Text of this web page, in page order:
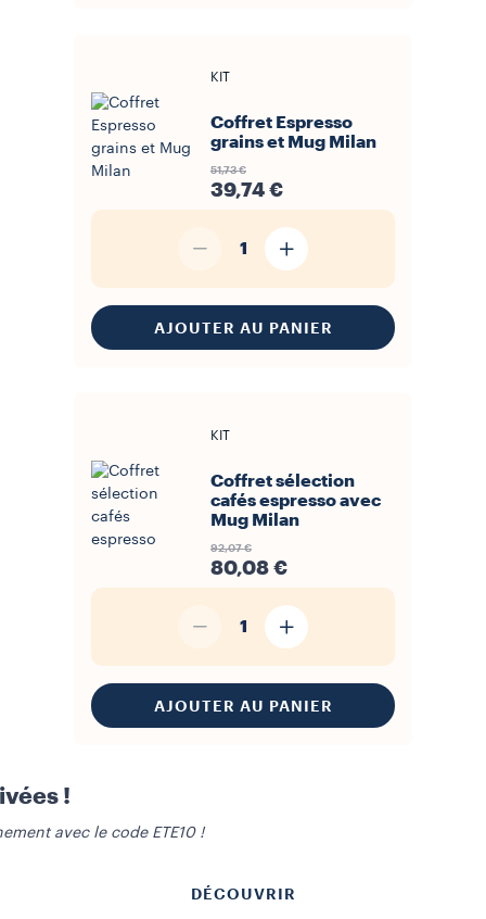
!
avec le code ETE10 !
DÉCOUVRIR
KIT
Coffret Espresso
grains et Mug Milan
51,73 €
39,74 €
1
AJOUTER AU PANIER
KIT
Coffret sélection
cafés espresso avec
Mug Milan
92,07 €
80,08 €
1
AJOUTER AU PANIER